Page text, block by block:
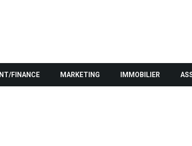
FINANCE MARKETING IMMOBILIER